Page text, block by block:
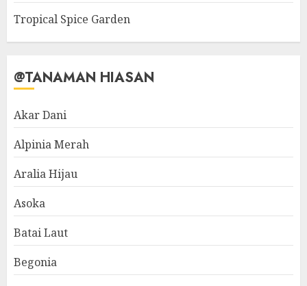
Tropical Spice Garden
@TANAMAN HIASAN
Akar Dani
Alpinia Merah
Aralia Hijau
Asoka
Batai Laut
Begonia